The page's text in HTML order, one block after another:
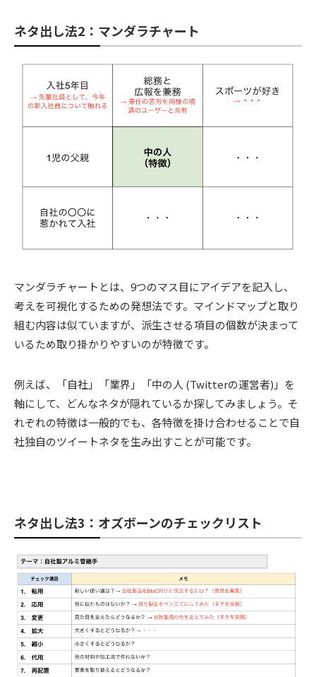
ネタ出し法2：マンダラチャート
マンダラチャートとは、9つのマス目にアイデアを記入し、
考えを可視化するための発想法です。マインドマップと取り
組む内容は似ていますが、派生させる項目の個数が決まって
いるため取り掛かりやすいのが特徴です。
例えば、「自社」「業界」「中の人 (Twitterの運営者)」を
軸にして、どんなネタが隠れているか探してみましょう。そ
れぞれの特徴は一般的でも、各特徴を掛け合わせることで自
社独自のツイートネタを生み出すことが可能です。
ネタ出し法3：オズボーンのチェックリスト